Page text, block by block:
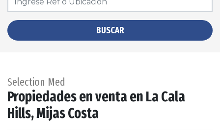
BUSCAR
Selection Med
Propiedades en venta en La Cala
Hills, Mijas Costa